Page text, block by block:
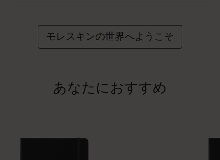
モレスキンの世界へようこそ
あなたにおすすめ